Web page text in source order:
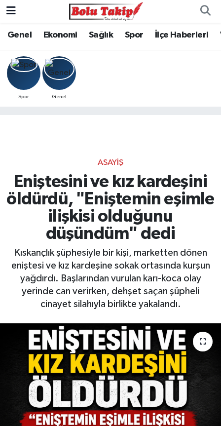
Genel Ekonomi Sağlık Spor İlçe Haberleri
Spor Genel
ASAYIŞ
Eniştesini ve kız kardeşini
öldürdü, "Eniştemin eşimle
ilişkisi olduğunu
düşündüm" dedi
Kıskançlık şüphesiyle bir kişi, marketten dönen
eniştesi ve kız kardeşine sokak ortasında kurşun
yağdırdı. Başlarından vurulan karı-koca olay
yerinde can verirken, dehşet saçan şüpheli
cinayet silahıyla birlikte yakalandı.